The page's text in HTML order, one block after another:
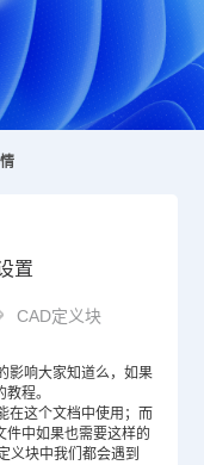
置
CAD定义块
影响大家知道么，如果
程。
在这个文档中使用；而
件中如果也需要这样的
义块中我们都会遇到